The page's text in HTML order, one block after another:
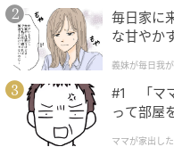
毎日家に
な甘やか
が】
義妹が毎日我
#1 「マ
って部屋
ママが家出した